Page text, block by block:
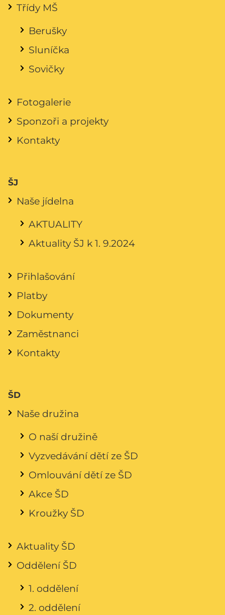
Třídy MŠ
Berušky
Sluníčka
Sovičky
Fotogalerie
Sponzoři a projekty
Kontakty
ŠJ
Naše jídelna
AKTUALITY
Aktuality ŠJ k 1. 9.2024
Přihlašování
Platby
Dokumenty
Zaměstnanci
Kontakty
ŠD
Naše družina
O naší družině
Vyzvedávání dětí ze ŠD
Omlouvání dětí ze ŠD
Akce ŠD
Kroužky ŠD
Aktuality ŠD
Oddělení ŠD
1. oddělení
2. oddělení